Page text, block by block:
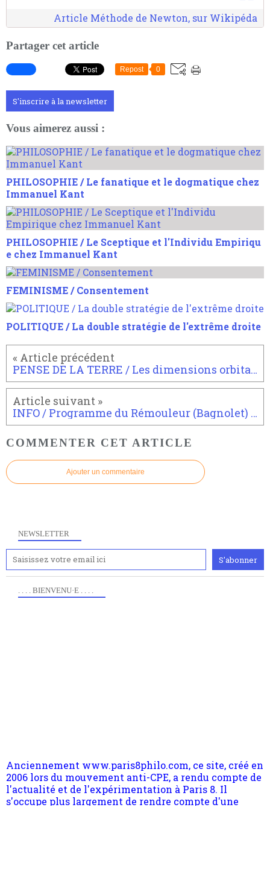
Article Méthode de Newton, sur Wikipéda
Partager cet article
Repost 0
S'inscrire à la newsletter
Vous aimerez aussi :
PHILOSOPHIE / Le fanatique et le dogmatique chez
Immanuel Kant
PHILOSOPHIE / Le Sceptique et l'Individu Empiriqu
e chez Immanuel Kant
FEMINISME / Consentement
POLITIQUE / La double stratégie de l'extrême droite
PENSE DE LA TERRE / Les dimensions orbitales de la Terre
INFO / Programme du Rémouleur (Bagnolet) Janvier 2015
COMMENTER CET ARTICLE
Ajouter un commentaire
NEWSLETTER
. . . . BIENVENU·E . . . .
l'actualité et de l'expérimentation à Paris 8. Il
s'occupe plus largement de rendre compte d'une
transformation dans les paradigmes philosophiques
suivant la pensée du Dehors ou du Surpli, omme la
nomme les métaphysiciens classique. Nous avons